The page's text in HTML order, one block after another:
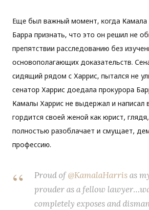
Еще был важный момент, когда Камала
Барра признать, что это он решил не
препятствии расследованию без
основополагающих доказательств.
сидящий рядом с Харрис, пытался не
сенатор Харрис доедала прокурора
Камалы Харрис не выдержал и написал
гордится своей женой как юрист,
полностью разоблачает и смущает,
профессию.
Proud of@KamalaHarrisas
prouder as a fellow
completely exposes and